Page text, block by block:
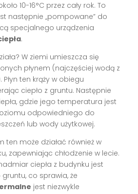
10-16°C przez cały rok. To
następnie „pompowane” do
specjalnego urządzenia
.
W ziemi umieszcza się
płynem (najczęściej wodą z
ten krąży w obiegu
ciepło z gruntu. Następnie
gdzie jego temperatura jest
odpowiedniego do
lub wody użytkowej.
ten może działać również w
zapewniając chłodzenie w lecie.
ciepła z budynku jest
co sprawia, że
jest niezwykle